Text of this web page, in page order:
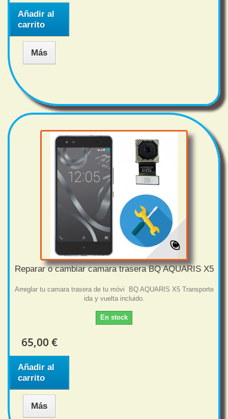
Añadir al
carrito
Más
Reparar o cambiar camara trasera BQ AQUARIS X5
Arreglar tu camara trasera de tu móvi BQ AQUARIS X5 Transporte
ida y vuelta incluido.
En stock
65,00 €
Añadir al
carrito
Más